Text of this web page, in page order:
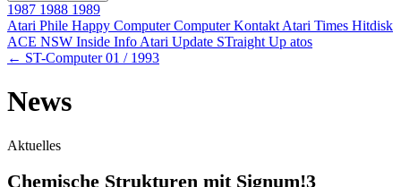
1987 1988 1989
Atari Phile Happy ComputerComputer Kontakt Atari Times Hitdisk
ACE NSW Inside Info Atari Update STraight Up atos
← ST-Computer 01 / 1993
News
Aktuelles
Chemische Strukturen mit Signum!3